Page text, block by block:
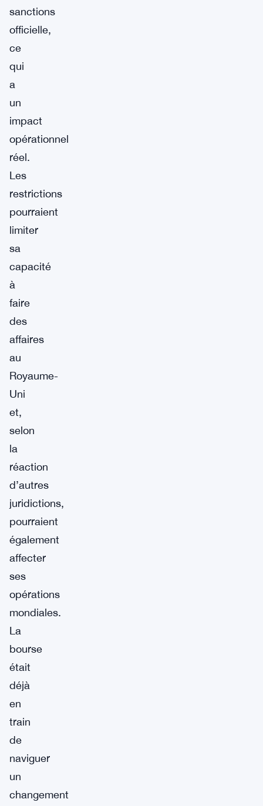
sanctions
officielle,
ce
qui
a
un
impact
opérationnel
réel.
Les
restrictions
pourraient
limiter
sa
capacité
à
faire
des
affaires
au
Royaume-
Uni
et,
selon
la
réaction
d’autres
juridictions,
pourraient
également
affecter
ses
opérations
mondiales.
La
bourse
était
déjà
en
train
de
naviguer
un
changement